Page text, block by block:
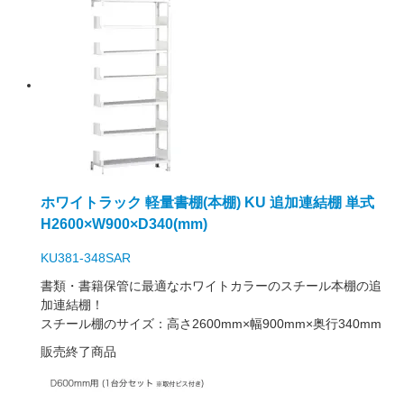
ホワイトラック 軽量書棚(本棚) KU 追加連結棚 単式
H2600×W900×D340(mm)
KU381-348SAR
書類・書籍保管に最適なホワイトカラーのスチール本棚の追
加連結棚！
スチール棚のサイズ：高さ2600mm×幅900mm×奥行340mm
販売終了商品